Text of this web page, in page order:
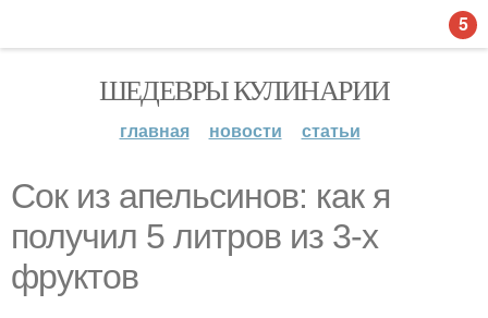
ШЕДЕВРЫ КУЛИНАРИИ
главная новости статьи
Сок из апельсинов: как я
получил 5 литров из 3-х
фруктов
5